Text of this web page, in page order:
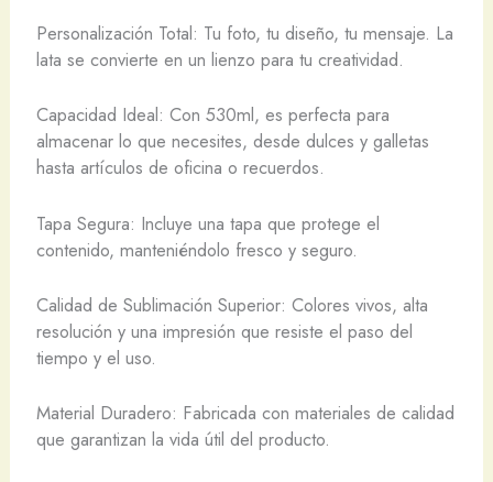
Personalización Total: Tu foto, tu diseño, tu mensaje. La
lata se convierte en un lienzo para tu creatividad.
Capacidad Ideal: Con 530ml, es perfecta para
almacenar lo que necesites, desde dulces y galletas
hasta artículos de oficina o recuerdos.
Tapa Segura: Incluye una tapa que protege el
contenido, manteniéndolo fresco y seguro.
Calidad de Sublimación Superior: Colores vivos, alta
resolución y una impresión que resiste el paso del
tiempo y el uso.
Material Duradero: Fabricada con materiales de calidad
que garantizan la vida útil del producto.